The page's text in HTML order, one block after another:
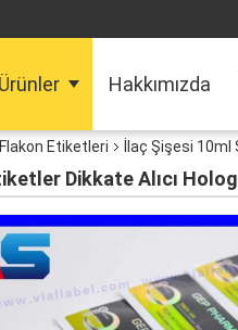
Ürünler Hakkımızda
Etiketleri İlaç Şişesi
Dikkate Alıcı